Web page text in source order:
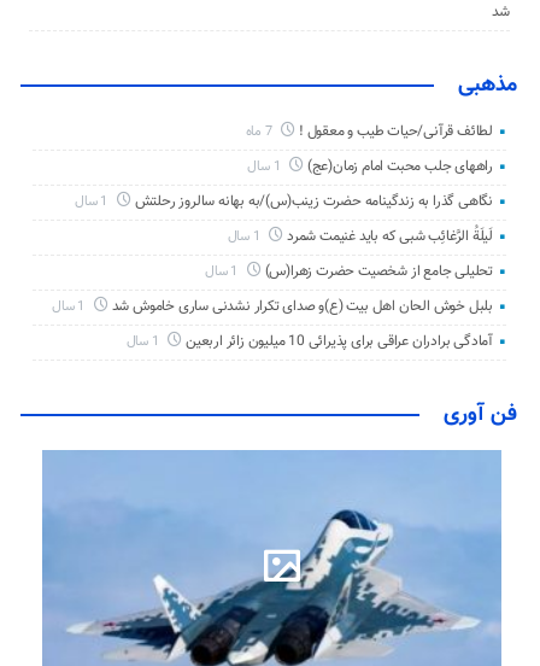
شد
مذهبی
لطائف قرآنی/حیات طیب و معقول ! 7 ماه
راههای جلب محبت امام زمان(عج)
نگاهی گذرا به زندگینامه حضرت زینب(س)/به بهانه سالروز رحلتش
لَیلَةُ الرَّغائِب شبی که باید غنیمت شمرد
تحلیلی جامع از شخصیت حضرت زهرا(س)
بلبل خوش الحان اهل بیت (ع)و صدای تکرار نشدنی ساری خاموش شد
آمادگی برادران عراقی برای پذیرائی 10 میلیون زائر اربعین
فن آوری